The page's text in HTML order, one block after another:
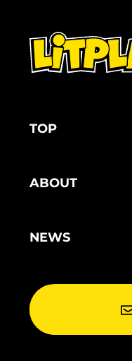
TOP
ABOUT
NEWS